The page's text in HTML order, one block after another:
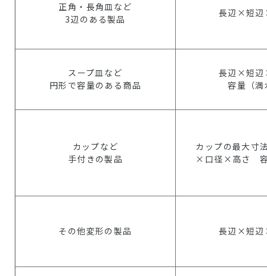
正角・長角皿など
3辺のある製品
長辺×短
スープ皿など
円形で容量のある商品
長辺×短
容量（満
カップなど
手付きの製品
カップの最大寸
×口径×高さ 容
その他変形の製品 長辺×短